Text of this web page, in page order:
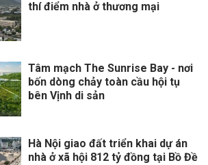
thí điểm nhà ở thương mại
Tâm mạch The Sunrise Bay - nơi
bốn dòng chảy toàn cầu hội tụ
bên Vịnh di sản
Hà Nội giao đất triển khai dự án
nhà ở xã hội 812 tỷ đồng tại Bồ Đề